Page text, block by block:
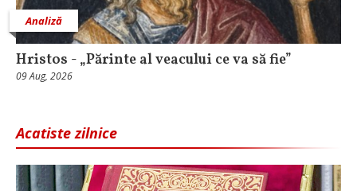
Analiză
Hristos - „Părinte al veacului ce va să fie”
09 Aug, 2026
Acatiste zilnice